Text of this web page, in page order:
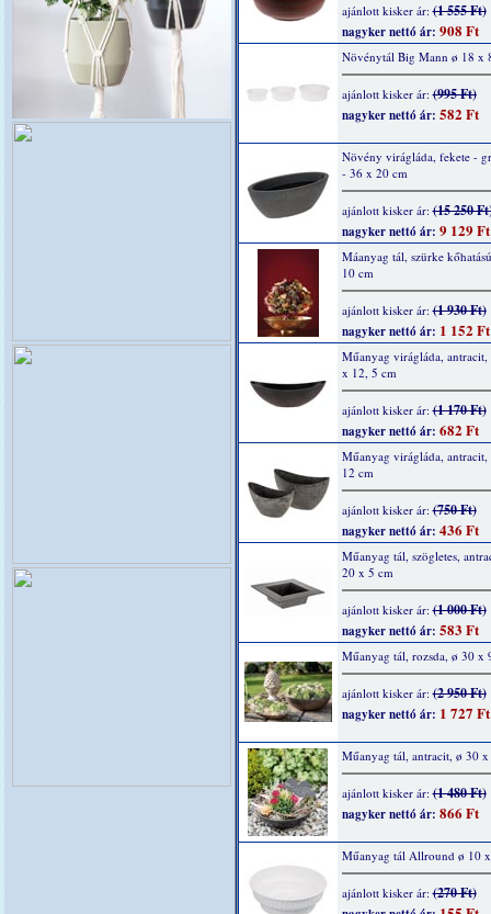
ajánlott kisker ár:(1 555 Ft)
nagyker nettó ár: 908 Ft
Növénytál Big Mann ø 18 x
ajánlott kisker ár:(995 Ft)
nagyker nettó ár: 582 Ft
Növény virágláda, fekete -
- 36 x 20 cm
ajánlott kisker ár:(15 250
nagyker nettó ár: 9 129 Ft
Máanyag tál, szürke
10 cm
ajánlott kisker ár:(1 930 Ft)
nagyker nettó ár: 1 152 Ft
Műanyag virágláda,
x 12, 5 cm
ajánlott kisker ár:(1 170 Ft)
nagyker nettó ár: 682 Ft
Műanyag virágláda,
12 cm
ajánlott kisker ár:(750 Ft)
nagyker nettó ár: 436 Ft
Műanyag tál, szögletes,
20 x 5 cm
ajánlott kisker ár:(1 000 Ft)
nagyker nettó ár: 583 Ft
Műanyag tál, rozsda, ø 30 x
ajánlott kisker ár:(2 950 Ft)
nagyker nettó ár: 1 727 Ft
Műanyag tál, antracit, ø 30
ajánlott kisker ár:(1 480 Ft)
nagyker nettó ár: 866 Ft
Műanyag tál Allround ø 10
ajánlott kisker ár:(270 Ft)